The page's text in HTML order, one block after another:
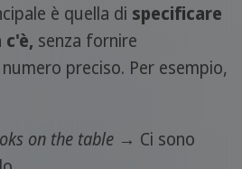
è quella di specificare
c'è, senza fornire
preciso. Per esempio,
on the table→ Ci sono